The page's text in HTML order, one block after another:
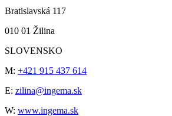
Bratislavská 117
010 01 Žilina
SLOVENSKO
M: +421 915 437 614
E: zilina@ingema.sk
W: www.ingema.sk